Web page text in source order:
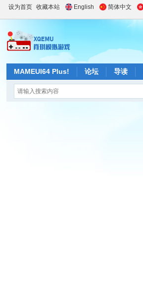
设为首页 收藏本站 English 简体中文
MAMEUI64 Plus! 论坛 导读